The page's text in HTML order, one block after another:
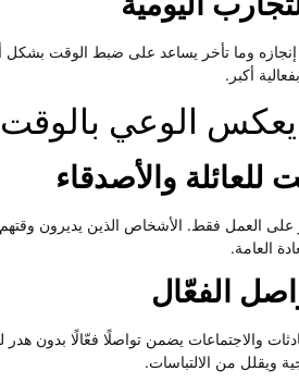
إنجازه وما تأخر يساعد على ضبط الوقت
أكبر.
الوعي بالوقت
والأصدقاء
على العمل فقط. الأشخاص الذين يديرون وقتهم
العامة.
الفعّال
والاجتماعات يضمن تواصلًا فعّالًا بدون
ويقلل من الالتباسات.